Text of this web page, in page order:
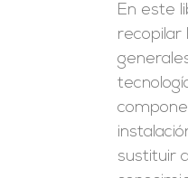
En este
recopilar
sustituir